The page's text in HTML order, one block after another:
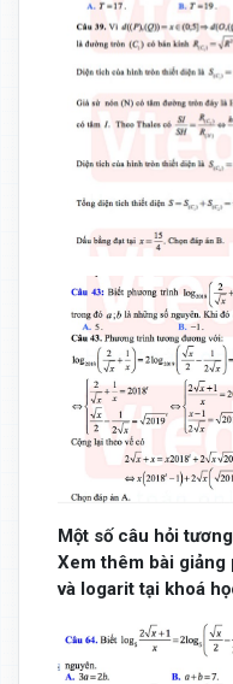
Một số câu hỏi
Xem thêm bài giảng
và logarit tại khoá